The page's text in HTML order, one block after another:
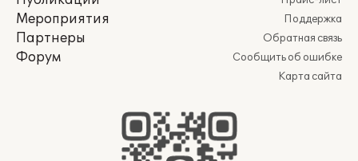
Мероприятия
Партнеры
Форум
Поддержка
Обратная связь
Сообщить об ошибке
Карта сайта